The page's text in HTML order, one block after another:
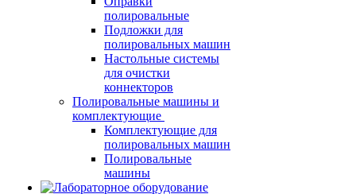
полировальные
Подложки для
полировальных машин
Настольные системы
для очистки
коннекторов
Полировальные машины и
комплектующие
Комплектующие для
полировальных машин
Полировальные
машины